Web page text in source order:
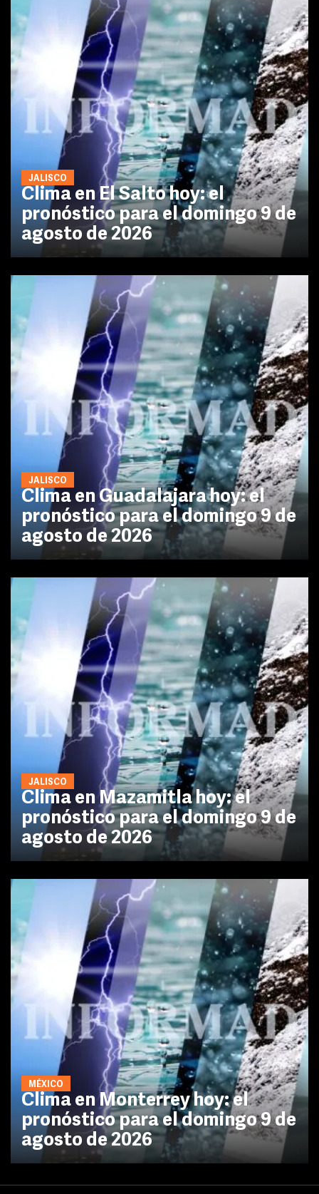
JALISCO
Clima en El Salto hoy: el
pronóstico para el domingo 9 de
agosto de 2026
JALISCO
Clima en Guadalajara hoy: el
pronóstico para el domingo 9 de
agosto de 2026
JALISCO
Clima en Mazamitla hoy: el
pronóstico para el domingo 9 de
agosto de 2026
MÉXICO
Clima en Monterrey hoy: el
pronóstico para el domingo 9 de
agosto de 2026